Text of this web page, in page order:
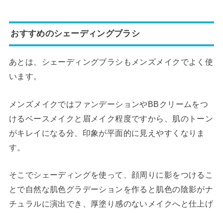
おすすめのシェーディングブラシ
あとは、シェーディングブラシもメンズメイクでよく使
います。
メンズメイクではファンデーションやBBクリームをつ
けるベースメイクと眉メイク程度ですから、肌のトーン
がキレイになる分、印象が平面的に見えやすくなりま
す。
そこでシェーディングを使って、顔周りに影をつけるこ
とで自然な肌色グラデーションを作ると肌色の陰影がナ
チュラルに演出でき、厚塗り感のないメイクへと仕上げ